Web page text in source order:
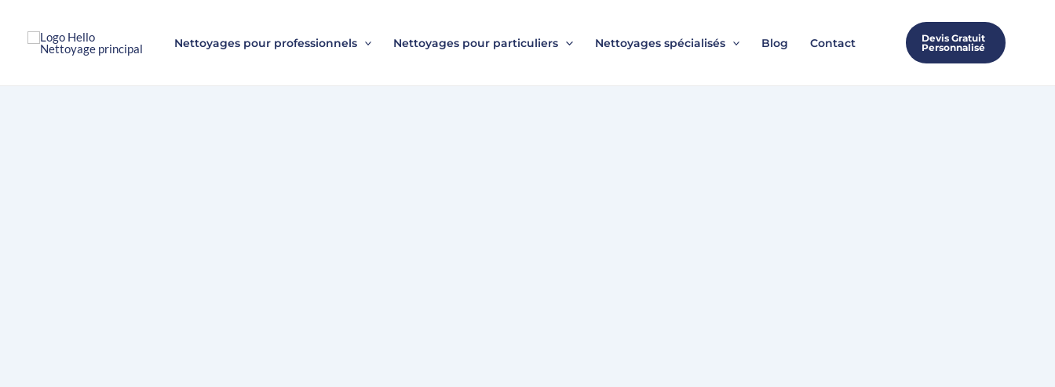
contenu
Nettoyages pour professionnels Nettoyages pour particuliers Nettoyages spécialisés Blog Contact
Devis Gratuit
Personnalisé